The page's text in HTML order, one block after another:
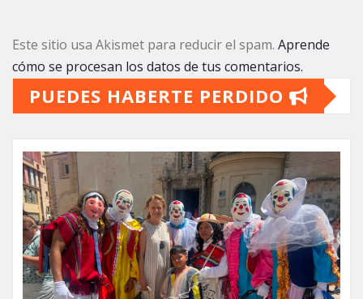
Este sitio usa Akismet para reducir el spam. Aprende
cómo se procesan los datos de tus comentarios.
PUEDES HABERTE PERDIDO